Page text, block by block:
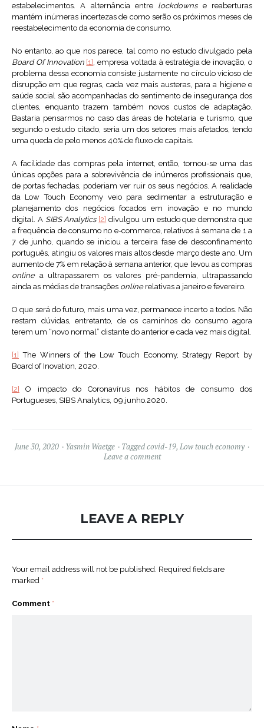
estabelecimentos. A alternância entre lockdownse reaberturas
mantém inúmeras incertezas de como serão os próximos meses de
reestabelecimento da economia de consumo.
No entanto, ao que nos parece, tal como no estudo divulgado pela
Board Of Innovation [1] , empresa voltada à estratégia de inovação, o
problema dessa economia consiste justamente no círculo vicioso de
disrupção em que regras, cada vez mais austeras, para a higiene e
saúde social são acompanhadas do sentimento de insegurança dos
clientes, enquanto trazem também novos custos de adaptação.
Bastaria pensarmos no caso das áreas de hotelaria e turismo, que
segundo o estudo citado, seria um dos setores mais afetados, tendo
uma queda de pelo menos 40% de fluxo de capitais.
A facilidade das compras pela internet, então, tornou-se uma das
únicas opções para a sobrevivência de inúmeros profissionais que,
de portas fechadas, poderiam ver ruir os seus negócios. A realidade
da Low Touch Economy veio para sedimentar a estruturação e
planejamento dos negócios focados em inovação e no mundo
digital. A SIBS Analytics [2] divulgou um estudo que demonstra que
a frequência de consumo no e-commerce, relativos à semana de 1 a
7 de junho, quando se iniciou a terceira fase de desconfinamento
português, atingiu os valores mais altos desde março deste ano. Um
aumento de 7% em relação à semana anterior, que levou as compras
onlinea ultrapassarem os valores pré-pandemia, ultrapassando
ainda as médias de transações onlinerelativas a janeiro e fevereiro.
O que será do futuro, mais uma vez, permanece incerto a todos. Não
restam dúvidas, entretanto, de os caminhos do consumo agora
terem um “novo normal” distante do anterior e cada vez mais digital.
[1] The Winners of the Low Touch Economy, Strategy Report by
Board of Inovation, 2020.
[2]
O impacto do Coronavírus nos hábitos de consumo dos
Portugueses, SIBS Analytics, 09.junho.2020.
June 30, 2020 Yasmin Waetge Taggedcovid-19, Low touch economy
Leave a comment
LEAVE A REPLY
Your email address will not be published. Required fields are
marked *
Comment *